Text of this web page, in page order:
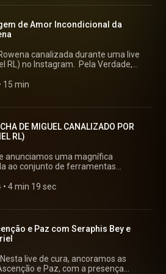
ansiedade, novos ciclos, e mais!
para alguém que sintam que essa
forma, além de curtir o vídeo,
gratidão por tão
o pix para quem
para contribuir para manutenção
30.215.049/0001-22 Beijos! Neva (Gabriel RL)
de Amor Incondicional da
canalizada durante uma live
Instagram. Pela Verdade,
15 min
DE MIGUEL CANALIZADO POR
RL)
anunciamos uma magnífica
ao conjunto de ferramentas
“Vibração da Cristalização” de 2016,
entoado, funciona como um potente
• 4 min 19 sec
e Paz com Seraphis Bey e
live de cura, ancoramos as
e Paz, com a presença